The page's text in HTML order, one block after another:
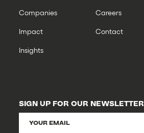
Companies
Impact
Insights
Careers
Contact
SIGN UP FOR OUR NEWSLETTER